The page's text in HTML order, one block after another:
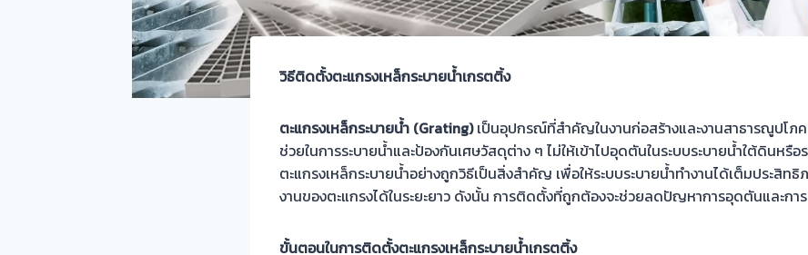
วิธีติดตั้งตะแกรงเหล็กระบายน้ำเกรตติ้ง
ตะแกรงเหล็กระบายน้ำ (Grating)เป็นอุปกรณ์ที่สำคัญในงานก่อสร้างและงานสาธารณูปโภ
ช่วยในการระบายน้ำและป้องกันเศษวัสดุต่าง ๆ ไม่ให้เข้าไปอุดตันในระบบระบายน้ำใต้ดินหรื
ตะแกรงเหล็กระบายน้ำอย่างถูกวิธีเป็นสิ่งสำคัญ เพื่อให้ระบบระบายน้ำทำงานได้เต็มประสิท
งานของตะแกรงได้ในระยะยาว ดังนั้น การติดตั้งที่ถูกต้องจะช่วยลดปัญหาการอุดตันและกา
ขั้นตอนในการติดตั้งตะแกรงเหล็กระบายน้ำเกรตติ้ง